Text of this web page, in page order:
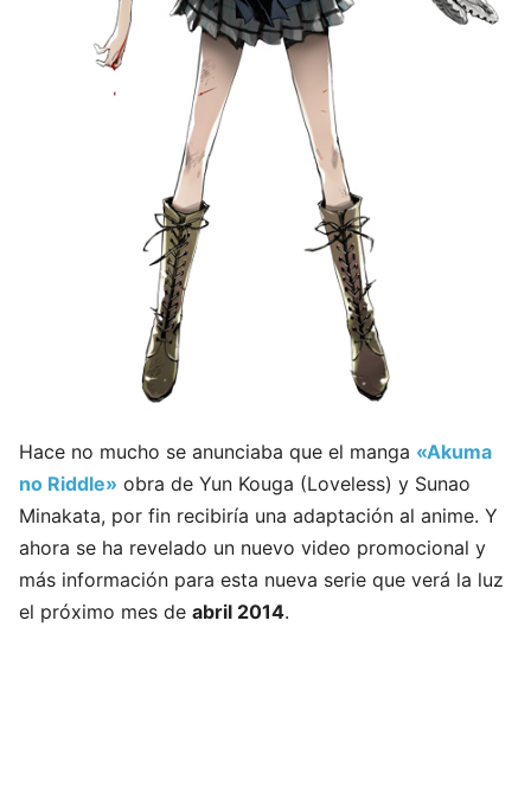
Hace no mucho se anunciaba que el manga «Akuma
no Riddle» obra de Yun Kouga (Loveless) y Sunao
Minakata, por fin recibiría una adaptación al anime. Y
ahora se ha revelado un nuevo video promocional y
más información para esta nueva serie que verá la luz
el próximo mes de abril 2014.